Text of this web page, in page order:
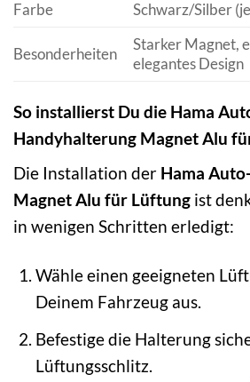
Farbe
Schwarz/Silber
Besonderheiten
Starker Magnet,
elegantes Design
So installierst Du die Hama
Handyhalterung Magnet Alu
Die Installation der Hama
Magnet Alu für Lüftung ist
in wenigen Schritten erledigt:
Wähle einen geeigneten
Deinem Fahrzeug aus.
Befestige die Halterung
Lüftungsschlitz.